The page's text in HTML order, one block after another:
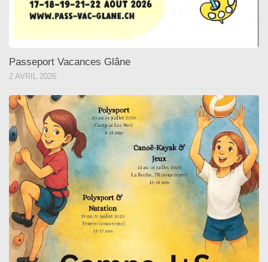
Passeport Vacances Glâne
2 AVRIL 2026